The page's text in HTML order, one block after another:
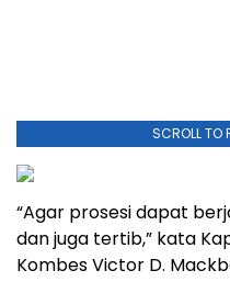
SCROLL TO
“Agar prosesi dapat
dan juga tertib,” kata
Kombes Victor D.